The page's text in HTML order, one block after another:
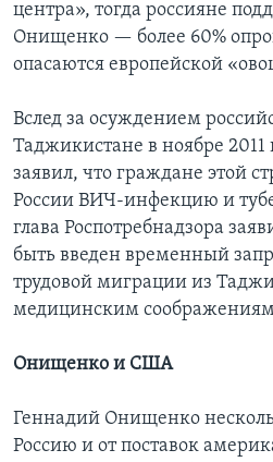
центра», тогда россияне
Онищенко — более 60%
опасаются европейской
Вслед за осуждением
Таджикистане в ноябре
заявил, что граждане этой
России ВИЧ-инфекцию и
глава Роспотребнадзора
быть введен временный
трудовой миграции из
медицинским
Онищенко и США
Геннадий Онищенко
Россию и от поставок